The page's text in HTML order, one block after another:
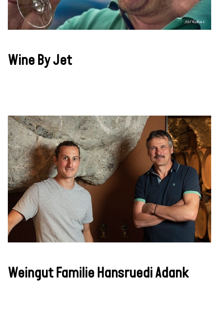
Wine By Jet
Weingut Familie Hansruedi Adank